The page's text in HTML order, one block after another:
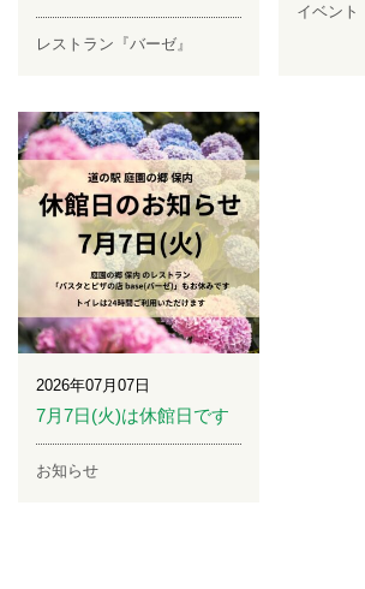
レストラン『バーゼ』
イベント
2026年07月07日
7月7日(火)は休館日です
お知らせ